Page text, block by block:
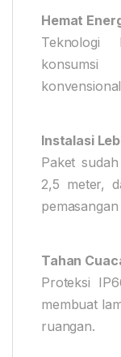
Hemat
Teknologi
konsumsi
Instalasi
Paket
2,5 meter,
Tahan
Proteksi
membuat
ruangan.